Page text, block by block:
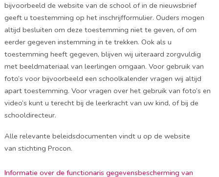
bijvoorbeeld de website van de school of in de nieuwsbrief
geeft u toestemming op het inschrijfformulier. Ouders mogen
altijd besluiten om deze toestemming niet te geven, of om
eerder gegeven instemming in te trekken. Ook als u
toestemming heeft gegeven, blijven wij uiteraard zorgvuldig
met beeldmateriaal van leerlingen omgaan. Voor gebruik van
foto’s voor bijvoorbeeld een schoolkalender vragen wij altijd
apart toestemming. Voor vragen over het gebruik van foto’s en
video’s kunt u terecht bij de leerkracht van uw kind, of bij de
schooldirecteur.
Alle relevante beleidsdocumenten vindt u op de website
van stichting Procon.
Informatie over de functionaris gegevensbescherming van